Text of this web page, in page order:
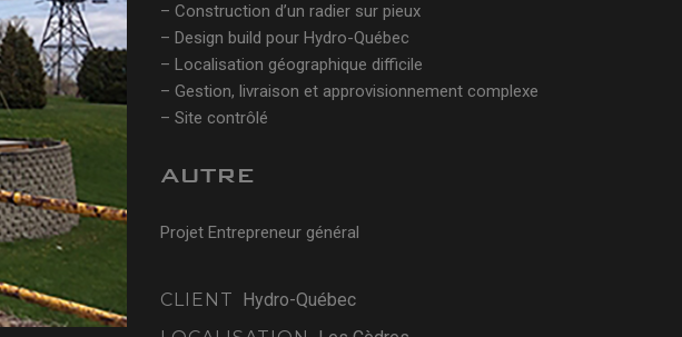
– Construction d’un radier sur pieux
– Design build pour Hydro-Québec
– Localisation géographique difficile
– Gestion, livraison et approvisionnement complexe
– Site contrôlé
AUTRE
Projet Entrepreneur général
CLIENT Hydro-Québec